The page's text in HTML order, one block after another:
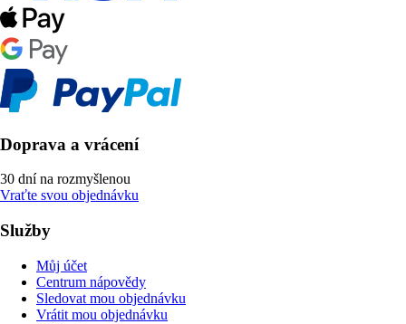
Doprava a vrácení
30 dní na rozmyšlenou
Vraťte svou objednávku
Služby
Můj účet
Centrum nápovědy
Sledovat mou objednávku
Vrátit mou objednávku